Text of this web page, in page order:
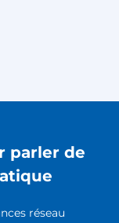
parler de
réseau